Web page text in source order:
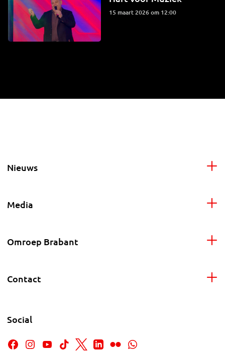
15 maart 2026 om 12:00
Nieuws
Media
Omroep Brabant
Contact
Social